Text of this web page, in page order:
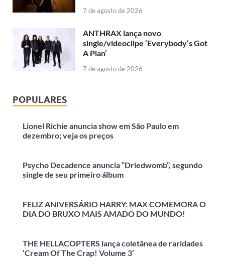
7 de agosto de 2026
ANTHRAX lança novo
single/videoclipe ‘Everybody’s Got
A Plan’
7 de agosto de 2026
POPULARES
Lionel Richie anuncia show em São Paulo em
dezembro; veja os preços
Psycho Decadence anuncia “Driedwomb”, segundo
single de seu primeiro álbum
FELIZ ANIVERSÁRIO HARRY: MAX COMEMORA O
DIA DO BRUXO MAIS AMADO DO MUNDO!
THE HELLACOPTERS lança coletânea de raridades
‘Cream Of The Crap! Volume 3’